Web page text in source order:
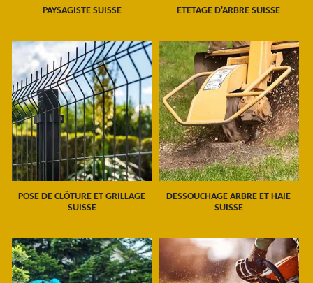
PAYSAGISTE SUISSE ETETAGE D'ARBRE SUISSE
POSE DE CLÔTURE ET GRILLAGE
SUISSE
DESSOUCHAGE ARBRE ET HAIE
SUISSE